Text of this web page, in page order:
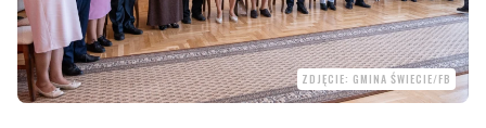
ZDJĘCIE: GMINA ŚWIECIE/FB